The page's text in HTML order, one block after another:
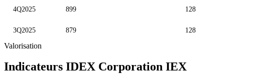
4Q2025 899 128
3Q2025 879 128
Valorisation
Indicateurs IDEX Corporation IEX